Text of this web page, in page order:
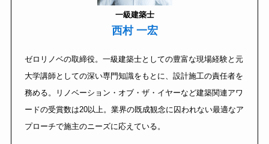
一級建築士
西村 一宏
ゼロリノベの取締役。一級建築士としての豊富な現場経験と元
大学講師としての深い専門知識をもとに、設計施工の責任者を
務める。リノベーション・オブ・ザ・イヤーなど建築関連アワ
ードの受賞数は20以上。業界の既成観念に囚われない最適なア
プローチで施主のニーズに応えている。